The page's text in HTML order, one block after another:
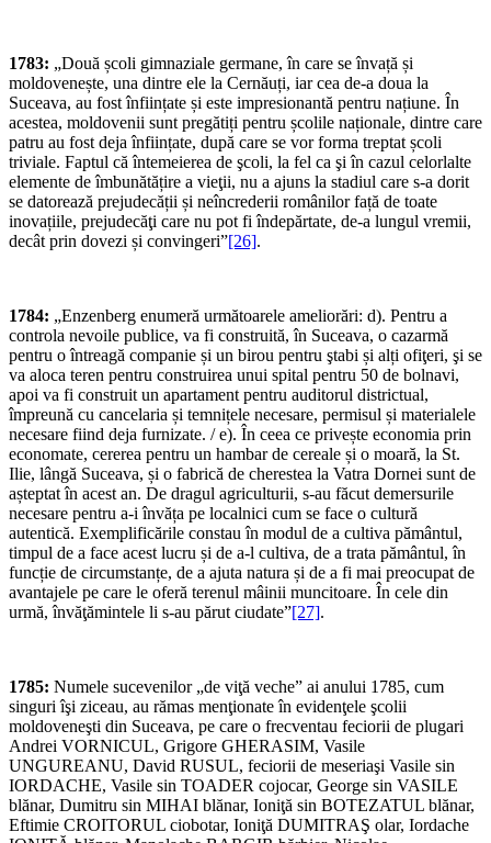
1783: „Două școli gimnaziale germane, în care se învață și
moldovenește, una dintre ele la Cernăuți, iar cea de-a doua la
Suceava, au fost înființate și este impresionantă pentru națiune. În
acestea, moldovenii sunt pregătiți pentru școlile naționale, dintre care
patru au fost deja înființate, după care se vor forma treptat școli
triviale. Faptul că întemeierea de şcoli, la fel ca şi în cazul celorlalte
elemente de îmbunătățire a vieţii, nu a ajuns la stadiul care s-a dorit
se datorează prejudecății și neîncrederii românilor față de toate
inovațiile, prejudecăţi care nu pot fi îndepărtate, de-a lungul vremii,
decât prin dovezi și convingeri”[26].
1784: „Enzenberg enumeră următoarele ameliorări: d). Pentru a
controla nevoile publice, va fi construită, în Suceava, o cazarmă
pentru o întreagă companie și un birou pentru ştabi și alți ofiţeri, şi se
va aloca teren pentru construirea unui spital pentru 50 de bolnavi,
apoi va fi construit un apartament pentru auditorul districtual,
împreună cu cancelaria și temnițele necesare, permisul și materialele
necesare fiind deja furnizate. / e). În ceea ce privește economia prin
economate, cererea pentru un hambar de cereale și o moară, la St.
Ilie, lângă Suceava, și o fabrică de cherestea la Vatra Dornei sunt de
așteptat în acest an. De dragul agriculturii, s-au făcut demersurile
necesare pentru a-i învăța pe localnici cum se face o cultură
autentică. Exemplificările constau în modul de a cultiva pământul,
timpul de a face acest lucru și de a-l cultiva, de a trata pământul, în
funcție de circumstanțe, de a ajuta natura și de a fi mai preocupat de
avantajele pe care le oferă terenul mâinii muncitoare. În cele din
urmă, învăţămintele li s-au părut ciudate”[27].
1785: Numele sucevenilor „de viţă veche” ai anului 1785, cum
singuri îşi ziceau, au rămas menţionate în evidenţele şcolii
moldoveneşti din Suceava, pe care o frecventau feciorii de plugari
Andrei VORNICUL, Grigore GHERASIM, Vasile
UNGUREANU, David RUSUL, feciorii de meseriaşi Vasile sin
IORDACHE, Vasile sin TOADER cojocar, George sin VASILE
blănar, Dumitru sin MIHAI blănar, Ioniţă sin BOTEZATUL blănar,
Eftimie CROITORUL ciobotar, Ioniţă DUMITRAŞ olar, Iordache